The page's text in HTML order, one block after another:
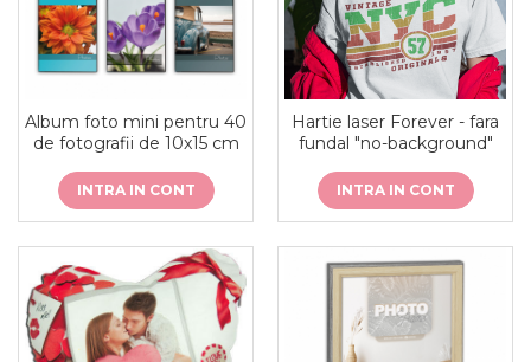
Album foto mini pentru 40
de fotografii de 10x15 cm
INTRA IN CONT
Hartie laser Forever - fara
fundal "no-background"
INTRA IN CONT